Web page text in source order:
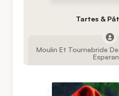
Tartes &
Moulin Et Tournebride De